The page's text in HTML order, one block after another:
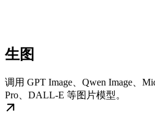
生图
调用 GPT Image、Qwen Image、
Pro、DALL-E 等图片模型。